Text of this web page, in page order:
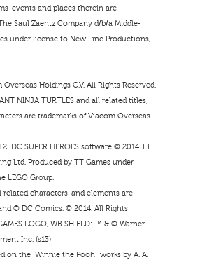
events and places therein are
Saul Zaentz Company d/b/a Middle-
under license to New Line Productions,
Holdings C.V. All Rights Reserved.
NINJA TURTLES and all related titles,
are trademarks of Viacom Overseas
2: DC SUPER HEROES software © 2014 TT
Ltd. Produced by TT Games under
LEGO Group.
related characters, and elements are
© DC Comics. © 2014. All Rights
LOGO, WB SHIELD: ™ & © Warner
Inc. (s13)
on the “Winnie the Pooh” works by A. A.